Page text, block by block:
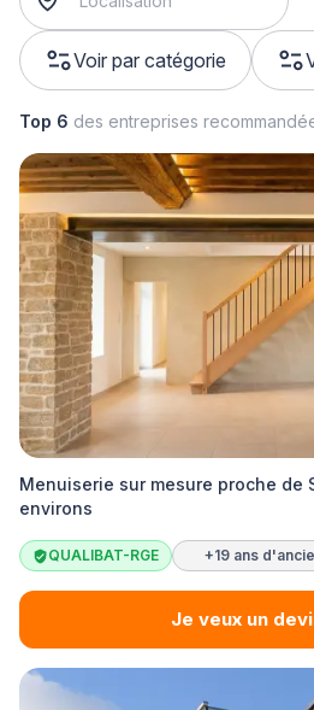
Voir par catégorie
Top 6 des entreprises
Menuiserie sur mesure proche de
environs
QUALIBAT-RGE +19 ans
Je veux un